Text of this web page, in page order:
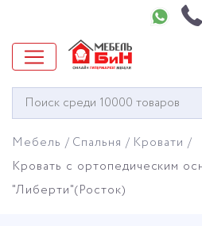
Окно
поиска
Мебель Спальня
Кровати
Кровать с ортопедическим
"Либерти"(Росток)